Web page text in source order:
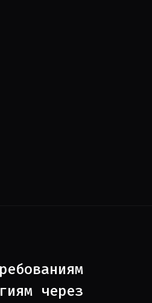
через